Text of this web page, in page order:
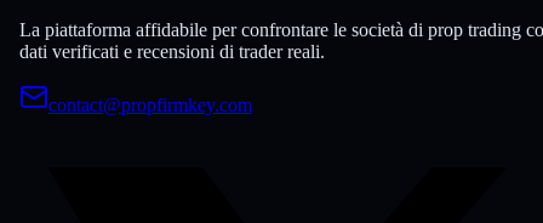
La piattaforma affidabile per confrontare le società di prop trading
dati verificati e recensioni di trader reali.
contact@propfirmkey.com